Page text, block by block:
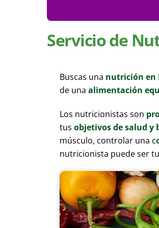
Servicio de
Buscas una nutrición en
de una alimentación
Los nutricionistas son
tus objetivos de salud y
músculo, controlar una c
nutricionista puede ser